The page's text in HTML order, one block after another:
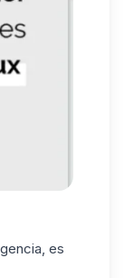
es